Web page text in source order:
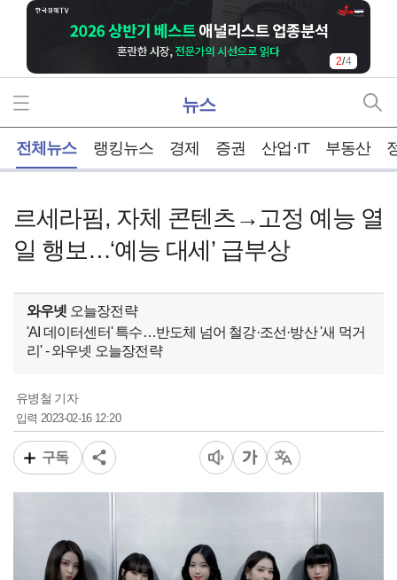
2/4
뉴스
전체뉴스 랭킹뉴스 경제 증권 산업·IT 부동산
르세라핌, 자체 콘텐츠→고정 예능 열
일 행보…‘예능 대세’ 급부상
와우넷 오늘장전략
'AI 데이터센터' 특수…반도체 넘어 철강·조선·방산 '새 먹거
리' - 와우넷 오늘장전략
유병철 기자
입력2023-02-16 12:20
구독